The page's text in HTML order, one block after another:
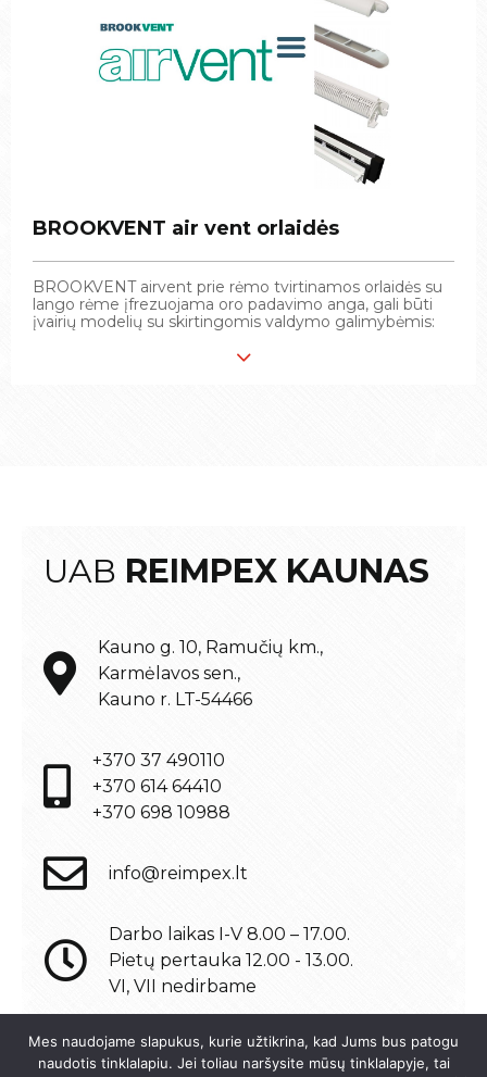
BROOKVENT air vent orlaidės
BROOKVENT airvent prie rėmo tvirtinamos orlaidės su
lango rėme įfrezuojama oro padavimo anga, gali būti
įvairių modelių su skirtingomis valdymo galimybėmis:
BROOKVENT air vent orlaidės
BROOKVENT airvent prie rėmo tvirtinamos orlaidės su
lango rėme įfrezuojama oro padavimo anga, gali būti
įvairių modelių su skirtingomis valdymo galimybėmis:
UAB REIMPEX KAUNAS
Kauno g. 10, Ramučių km.,
Karmėlavos sen.,
Kauno r. LT-54466
+370 37 490110
+370 614 64410
+370 698 10988
info@reimpex.lt
Darbo laikas I-V 8.00 – 17.00.
Pietų pertauka 12.00 - 13.00.
VI, VII nedirbame
Mes naudojame slapukus, kurie užtikrina, kad Jums bus patogu
naudotis tinklalapiu. Jei toliau naršysite mūsų tinklalapyje, tai